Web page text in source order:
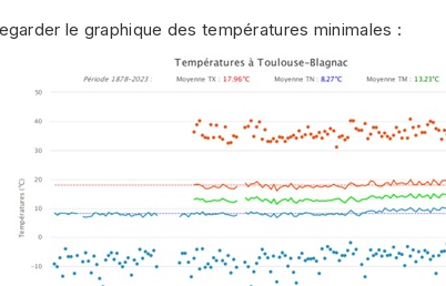
le graphique des températures minimales :